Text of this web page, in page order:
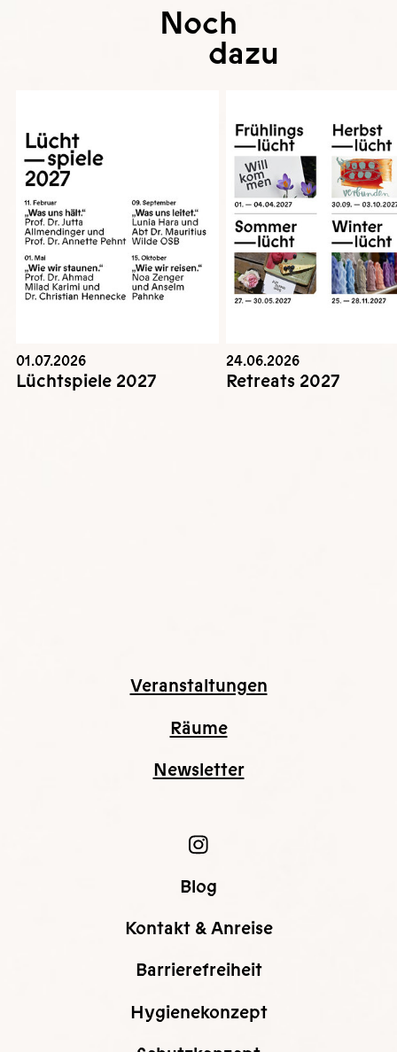
Noch
dazu
01.07.2026
Lüchtspiele 2027
24.06.2026
Retreats 2027
Veranstaltungen
Räume
Newsletter
Blog
Kontakt & Anreise
Barrierefreiheit
Hygienekonzept